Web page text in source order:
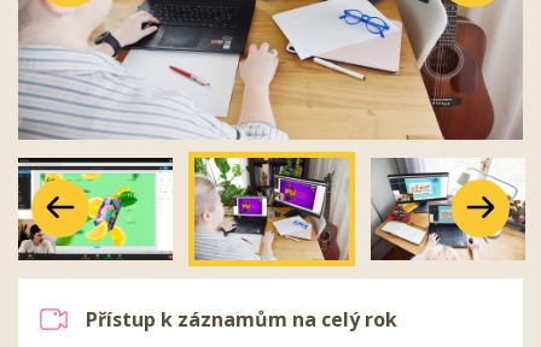
Předchozí Další
Přístup k záznamům na celý rok